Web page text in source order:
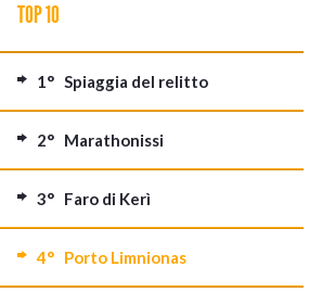
TOP 10
1° Spiaggia del relitto
2° Marathonissi
3° Faro di Kerì
4° Porto Limnionas